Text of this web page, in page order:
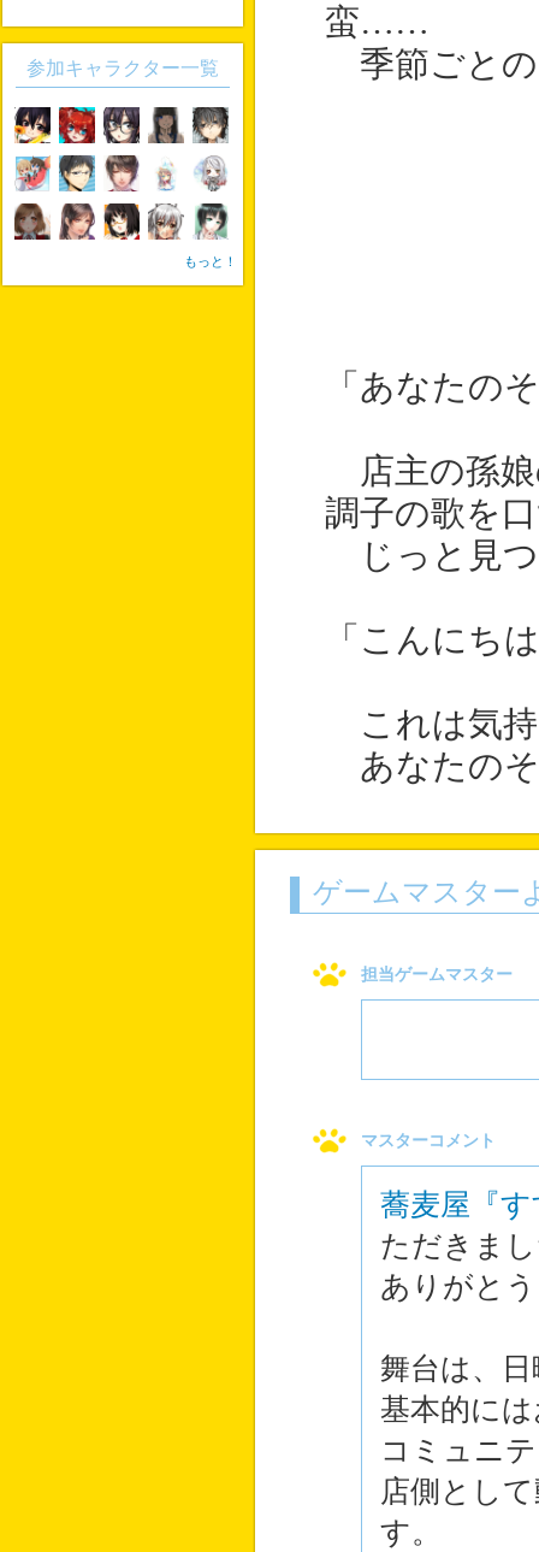
蛮……
季節ごとの
「あなたの
店主の孫
調子の歌を
じっと見つ
「こんにち
これは気
あなたのそ
ゲームマスター
担当ゲームマスター
マスターコメント
蕎麦屋『
ただきま
ありがと
舞台は、
基本的に
コミュニ
店側とし
す。
参加キャラクター一覧
もっと！